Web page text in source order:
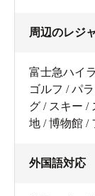
周辺のレジ
富士急ハイ
ゴルフ / パ
グ / スキー /
地 / 博物館 /
外国語対応